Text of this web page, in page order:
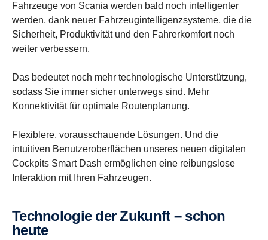
Fahrzeuge von Scania werden bald noch intelligenter
werden, dank neuer Fahrzeugintelligenzsysteme, die die
Sicherheit, Produktivität und den Fahrerkomfort noch
weiter verbessern.
Das bedeutet noch mehr technologische Unterstützung,
sodass Sie immer sicher unterwegs sind. Mehr
Konnektivität für optimale Routenplanung.
Flexiblere, vorausschauende Lösungen. Und die
intuitiven Benutzeroberflächen unseres neuen digitalen
Cockpits Smart Dash ermöglichen eine reibungslose
Interaktion mit Ihren Fahrzeugen.
Techno­logie der Zukunft – schon
heute